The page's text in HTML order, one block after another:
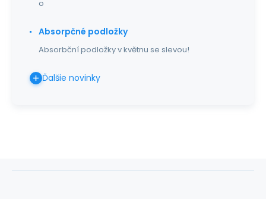
o
Absorpčné podložky
Absorbční podložky v květnu se slevou!
Ďalšie novinky